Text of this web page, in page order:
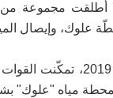
مجموعة من
علوك، وإيصال
في منتصف شهر تشرين
مياه "علوك"